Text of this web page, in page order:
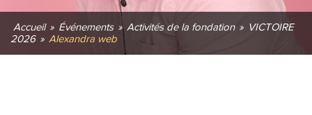
Accueil » Événements » Activités de la fondation » VICTOIRE
2026 » Alexandra web